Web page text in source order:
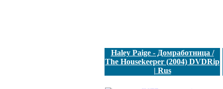
Haley Paige - Домработница /
The Housekeeper (2004) DVDRip
| Rus